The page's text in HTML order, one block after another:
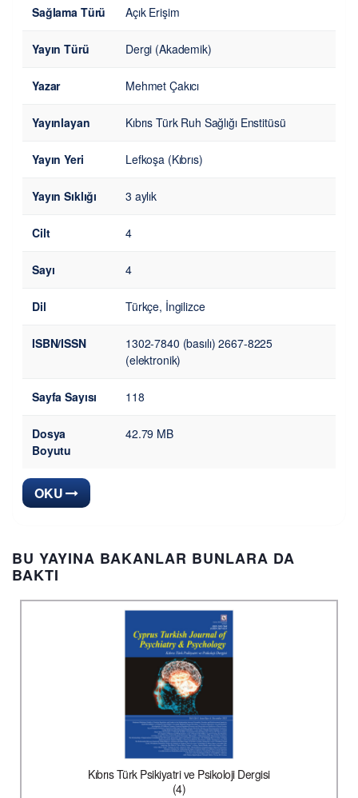
Sağlama Türü Açık Erişim
Yayın Türü Dergi (Akademik)
Yazar Mehmet Çakıcı
Yayınlayan Kıbrıs Türk Ruh Sağlığı Enstitüsü
Yayın Yeri Lefkoşa (Kıbrıs)
Yayın Sıklığı 3 aylık
Cilt 4
Sayı 4
Dil Türkçe, İngilizce
ISBN/ISSN
1302-7840 (basılı) 2667-8225
(elektronik)
Sayfa Sayısı 118
Dosya
Boyutu
42.79 MB
OKU
BU YAYINA BAKANLAR BUNLARA DA
BAKTI
Kıbrıs Türk Psikiyatri ve Psikoloji Dergisi
(4)